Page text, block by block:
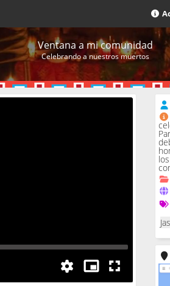
Ventana a mi comunidad
Celebrando a nuestros muertos